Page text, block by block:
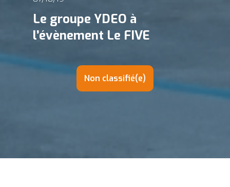
Le groupe YDEO à
l’évènement Le FIVE
Non classifié(e)